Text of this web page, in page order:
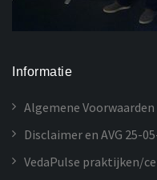
Informatie
Algemene Voorwaarden
Disclaimer en AVG 25-
VedaPulse praktijken/